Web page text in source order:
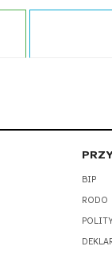
BIP
RODO